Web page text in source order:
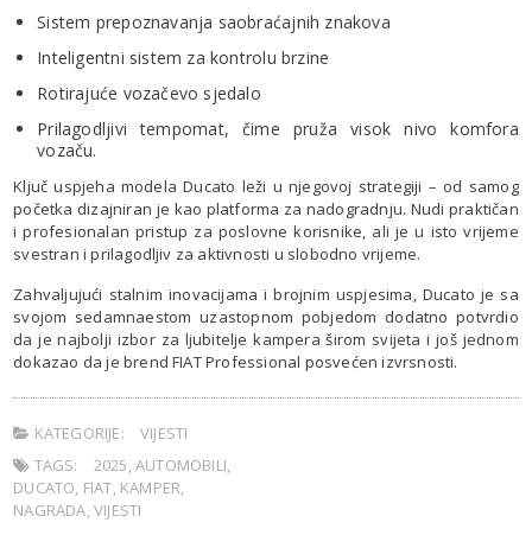
Sistem prepoznavanja saobraćajnih znakova
Inteligentni sistem za kontrolu brzine
Rotirajuće vozačevo sjedalo
Prilagodljivi tempomat, čime pruža visok nivo komfora
vozaču.
Ključ uspjeha modela Ducato leži u njegovoj strategiji – od samog
početka dizajniran je kao platforma za nadogradnju. Nudi praktičan
i profesionalan pristup za poslovne korisnike, ali je u isto vrijeme
svestran i prilagodljiv za aktivnosti u slobodno vrijeme.
Zahvaljujući stalnim inovacijama i brojnim uspjesima, Ducato je sa
svojom sedamnaestom uzastopnom pobjedom dodatno potvrdio
da je najbolji izbor za ljubitelje kampera širom svijeta i još jednom
dokazao da je brend FIAT Professional posvećen izvrsnosti.
KATEGORIJE:
VIJESTI
TAGS:
2025,AUTOMOBILI,
DUCATO, FIAT, KAMPER,
NAGRADA,VIJESTI